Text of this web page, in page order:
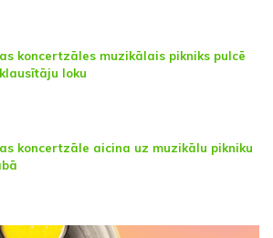
koncertzāles muzikālais pikniks pulcē
loku
koncertzāle aicina uz muzikālu pikniku